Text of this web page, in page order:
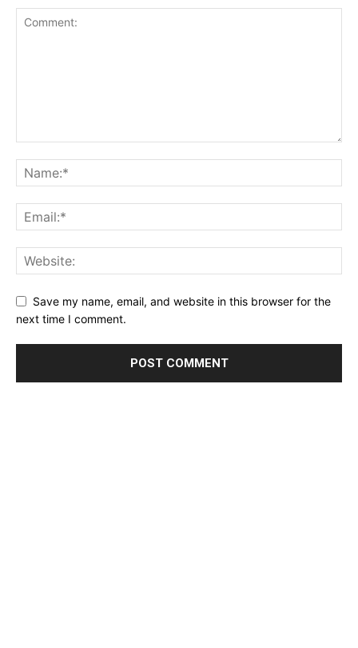
Save my name, email, and website in this browser for the
next time I comment.